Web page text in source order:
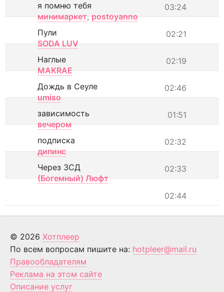
03:24
я помню тебя
минимаркет, postoyanno
02:21
Пули
SODA LUV
02:19
Наглые
MAKRAE
02:46
Дождь в Сеуле
umiso
01:51
зависимость
вечером
02:32
подписка
дипинс
02:33
Через ЗСД
(Богемный) Люфт
02:44
© 2026 Хотплеер
По всем вопросам пишите на: hotpleer@mail.ru
Правообладателям
Реклама на этом сайте
Описание услуг